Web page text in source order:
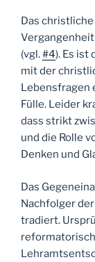
Das
(vgl.#4). Es ist
mit der
Lebensfragen
Fülle. Leider
dass strikt
und die Rolle
Denken und
Das
Nachfolger
tradiert.